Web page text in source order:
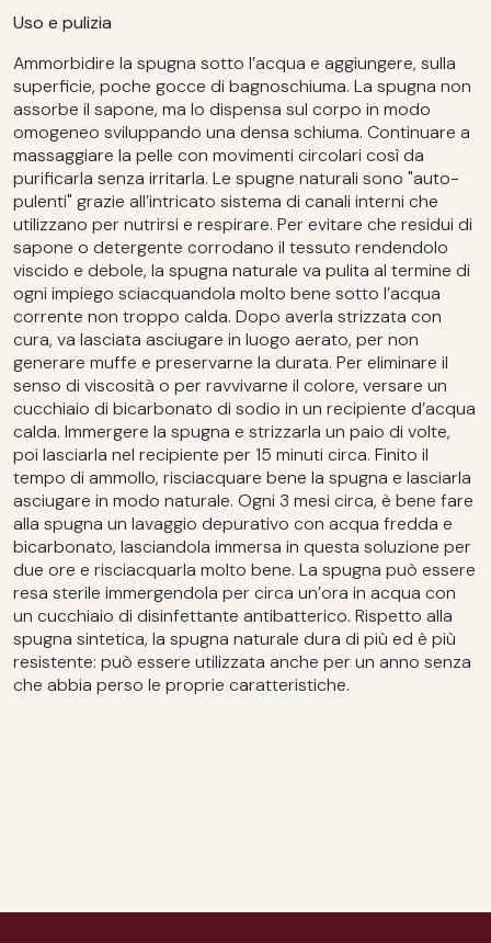
Uso e pulizia
Ammorbidire la spugna sotto l’acqua e aggiungere, sulla
superficie, poche gocce di bagnoschiuma. La spugna non
assorbe il sapone, ma lo dispensa sul corpo in modo
omogeneo sviluppando una densa schiuma. Continuare a
massaggiare la pelle con movimenti circolari così da
purificarla senza irritarla. Le spugne naturali sono "auto-
pulenti" grazie all’intricato sistema di canali interni che
utilizzano per nutrirsi e respirare. Per evitare che residui di
sapone o detergente corrodano il tessuto rendendolo
viscido e debole, la spugna naturale va pulita al termine di
ogni impiego sciacquandola molto bene sotto l’acqua
corrente non troppo calda. Dopo averla strizzata con
cura, va lasciata asciugare in luogo aerato, per non
generare muffe e preservarne la durata. Per eliminare il
senso di viscosità o per ravvivarne il colore, versare un
cucchiaio di bicarbonato di sodio in un recipiente d’acqua
calda. Immergere la spugna e strizzarla un paio di volte,
poi lasciarla nel recipiente per 15 minuti circa. Finito il
tempo di ammollo, risciacquare bene la spugna e lasciarla
asciugare in modo naturale. Ogni 3 mesi circa, è bene fare
alla spugna un lavaggio depurativo con acqua fredda e
bicarbonato, lasciandola immersa in questa soluzione per
due ore e risciacquarla molto bene. La spugna può essere
resa sterile immergendola per circa un’ora in acqua con
un cucchiaio di disinfettante antibatterico. Rispetto alla
spugna sintetica, la spugna naturale dura di più ed è più
resistente: può essere utilizzata anche per un anno senza
che abbia perso le proprie caratteristiche.